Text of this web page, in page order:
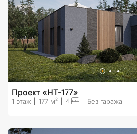
Проект «HT-177»
1 этаж 177 м2 4 Без гаража